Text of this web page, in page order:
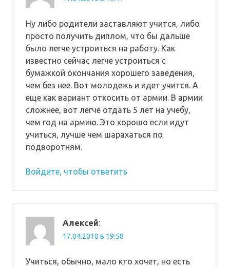
Ну либо родители заставляют учится, либо
просто получить диплом, что бы дальше
было легче устроиться на работу. Как
известно сейчас легче устроиться с
бумажкой окончания хорошего заведения,
чем без нее. Вот молодежь и идет учится. А
еще как вариант откосить от армии. В армии
сложнее, вот легче отдать 5 лет на учебу,
чем год на армию. Это хорошо если идут
учиться, лучше чем шарахаться по
подворотням.
Войдите, чтобы ответить
Алексей:
17.04.2010 в 19:58
Учиться, обычно, мало кто хочет, но есть